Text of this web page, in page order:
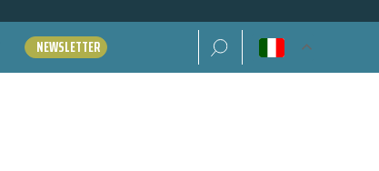
NEWSLETTER Ricerca per: